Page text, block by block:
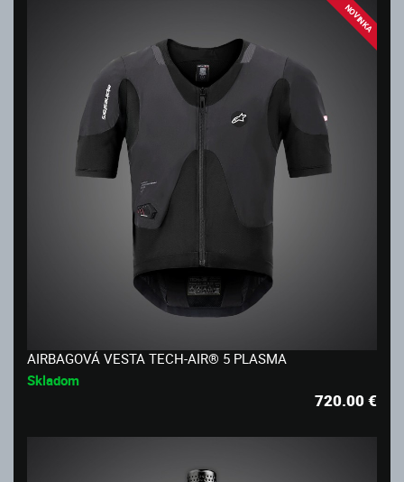
NOVINKA
AIRBAGOVÁ VESTA TECH-AIR® 5 PLASMA
Skladom
720.00€